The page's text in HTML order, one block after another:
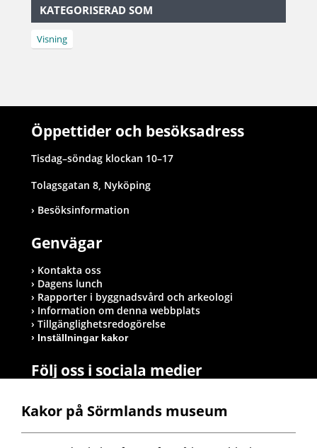
KATEGORISERAD SOM
Visning
Öppettider och besöksadress
Tisdag–söndag klockan 10–17
Tolagsgatan 8, Nyköping
Besöksinformation
Genvägar
Kontakta oss
Dagens lunch
Rapporter i byggnadsvård och arkeologi
Information om denna webbplats
Tillgänglighetsredogörelse
Inställningar kakor
Följ oss i sociala medier
Postadress
Kakor på Sörmlands museum